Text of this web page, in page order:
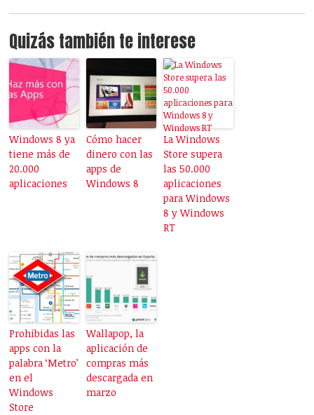
Quizás también te interese
Windows 8 ya
tiene más de
20.000
aplicaciones
Cómo hacer
dinero con las
apps de
Windows 8
La Windows
Store supera
las 50.000
aplicaciones
para Windows
8 y Windows
RT
Prohibidas las
apps con la
palabra ‘Metro’
en el
Windows
Store
Wallapop, la
aplicación de
compras más
descargada en
marzo